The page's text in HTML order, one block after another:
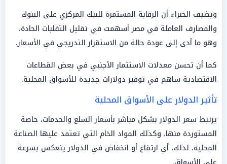
ويضيف الخبراء أن الرقابة المستمرة للبنك المركزي على البنوك
والمصارف العاملة في مصر أسهمت في تقليل التقلبات الحادة،
وهو ما أدى إلى عودة حالة من الاستقرار التدريجي في الأسعار.
كما أن تحسن معدلات الاستثمار الأجنبي في بعض القطاعات
الاقتصادية ساهم في توفير دولارات جديدة للأسواق المحلية.
تأثير الدولار على الأسواق المحلية
يرتبط سعر الدولار بشكل مباشر بأسعار السلع والخدمات، خاصة
المستوردة منها، وكذلك المواد الخام التي تعتمد عليها الصناعة
المحلية، لذلك، أي ارتفاع أو انخفاض في الدولار ينعكس بسرعة